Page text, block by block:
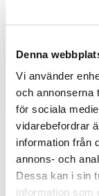
Denna
Vi använder
och annonserna
för sociala
vidarebefordrar
information från
annons- och
Dessa kan i sin
information som
Jag godkänner